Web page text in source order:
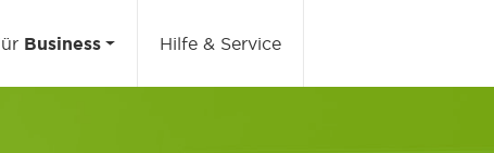
Business Hilfe & Service